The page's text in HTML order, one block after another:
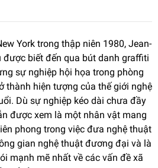
York trong thập niên 1980, Jean-
biết đến qua bút danh graffiti
sự nghiệp hội họa trong phòng
thành hiện tượng của thế giới nghệ
Dù sự nghiệp kéo dài chưa đầy
được xem là một nhân vật mang
phong trong việc đưa nghệ thuật
gian nghệ thuật đương đại và là
mạnh mẽ nhất về các vấn đề xã